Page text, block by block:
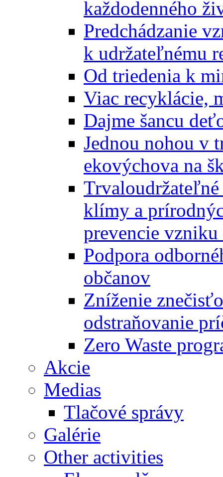
každodenného
Predchádzanie
k udržateľnému
Od triedenia k
Viac recyklácie,
Dajme šancu
Jednou nohou v
ekovýchova na
klímy a
prevencie vzniku
Podpora
občanov
Zníženie
odstraňovanie
Zero Waste
Akcie
Medias
Tlačové správy
Galérie
Other activities